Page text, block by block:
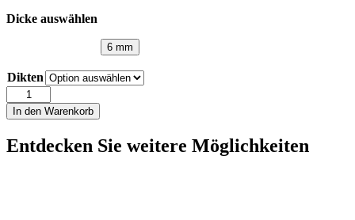
Dicke auswählen
6 mm
Dikten
Spiegel
Gold
Menge
In den Warenkorb
Entdecken Sie weitere Möglichkeiten